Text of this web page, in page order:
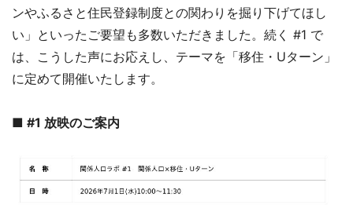
ンやふるさと住民登録制度との関わりを掘り下げてほし
い」といったご要望も多数いただきました。続く #1 で
は、こうした声にお応えし、テーマを「移住・Uターン」
に定めて開催いたします。
■ #1 放映のご案内